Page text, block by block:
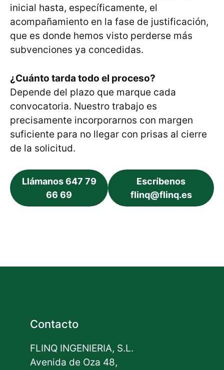
inicial hasta, específicamente, el
acompañamiento en la fase de justificación,
que es donde hemos visto perderse más
subvenciones ya concedidas.
¿Cuánto tarda todo el proceso?
Depende del plazo que marque cada
convocatoria. Nuestro trabajo es
precisamente incorporarnos con margen
suficiente para no llegar con prisas al cierre
de la solicitud.
Llámanos 647 79
66 69
Escríbenos
flinq@flinq.es
Contacto
FLINQ INGENIERIA, S.L.
Avenida de Oza 48,